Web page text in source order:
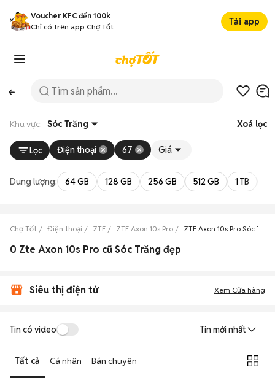
Voucher KFC đến 100k
Chỉ có trên app Chợ Tốt
Tải app
Khu vực: Sóc Trăng Xoá lọc
Lọc Điện thoại 67 Giá
Dung lượng: 64 GB 128 GB 256 GB 512 GB 1 TB
Chợ Tốt Điện thoại ZTE ZTE Axon 10s Pro ZTE Axon 10s Pro Sóc
0 Zte Axon 10s Pro cũ Sóc Trăng đẹp
Siêu thị điện tử Xem Cửa hàng
Tin có video Tin mới nhất
Tất cả Cá nhân Bán chuyên